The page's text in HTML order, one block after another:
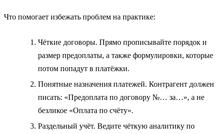
Что помогает избежать проблем на практике:
Чёткие договоры. Прямо прописывайте порядок и
размер предоплаты, а также формулировки, которые
потом попадут в платёжки.
Понятные назначения платежей. Контрагент должен
писать: «Предоплата по договору №… за…», а не
безликое «Оплата по счёту».
Раздельный учёт. Ведите чёткую аналитику по